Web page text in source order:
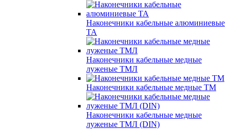
Наконечники кабельные алюминиевые
ТА
Наконечники кабельные медные
луженые ТМЛ
Наконечники кабельные медные ТМ
Наконечники кабельные медные
луженые ТМЛ (DIN)